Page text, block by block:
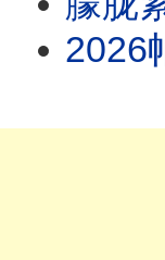
2026帕克最震撼预